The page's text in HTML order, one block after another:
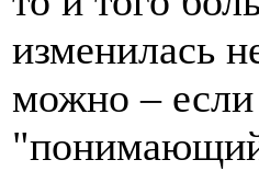
изменилась
можно –